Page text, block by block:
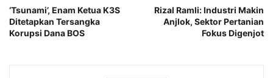
‘Tsunami’, Enam Ketua K3S
Ditetapkan Tersangka
Korupsi Dana BOS
Rizal Ramli: Industri Makin
Anjlok, Sektor Pertanian
Fokus Digenjot